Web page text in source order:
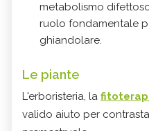
metabolismo
ruolo fondamentale
ghiandolare.
Le piante
L'erboristeria, la
valido aiuto per